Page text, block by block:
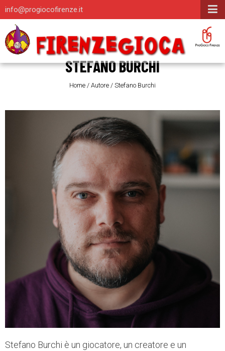
info@progiocofirenze.it
STEFANO BURCHI
Home / Autore / Stefano Burchi
Stefano Burchi è un giocatore, un creatore e un